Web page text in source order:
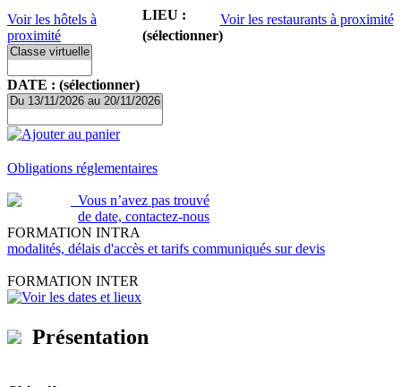
Voir les hôtels à
proximité
Voir les restaurants à proximité
LIEU :
(sélectionner)
DATE : (sélectionner)
Ajouter au panier
Obligations réglementaires
Vous n’avez pas trouvé
de date, contactez-nous
FORMATION INTRA
modalités, délais d'accès et tarifs communiqués sur devis
FORMATION INTER
Voir les dates et lieux
Présentation